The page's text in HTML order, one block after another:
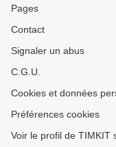
Pages
Contact
Signaler un abus
C.G.U.
Cookies et données
Préférences cookies
Voir le profil de TIMKIT